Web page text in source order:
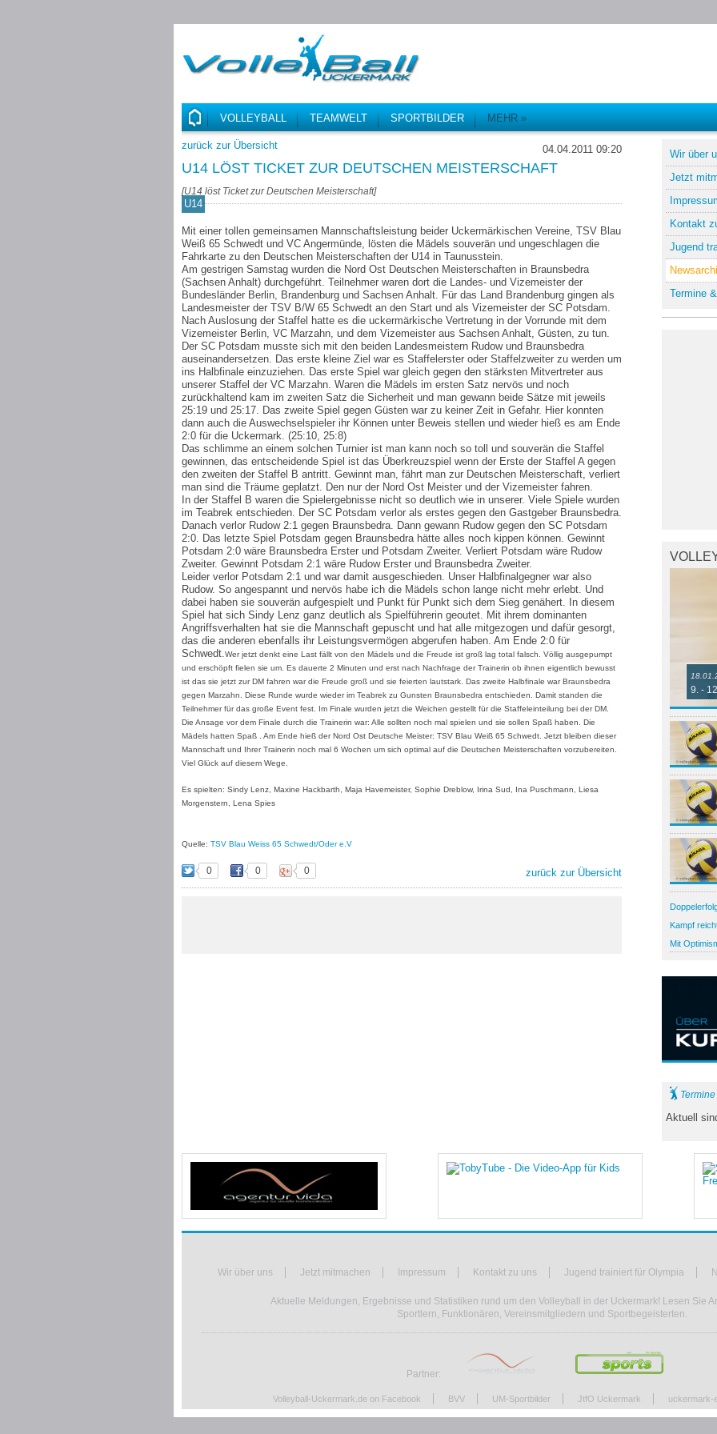
VOLLEYBALL TEAMWELT SPORTBILDER MEHR »
zurück zur Übersicht 04.04.2011 09:20
U14 LÖST TICKET ZUR DEUTSCHEN MEISTERSCHAFT
[U14 löst Ticket zur Deutschen Meisterschaft]
U14
Mit einer tollen gemeinsamen Mannschaftsleistung beider Uckermärkischen Vereine, TSV Blau
Weiß 65 Schwedt und VC Angermünde, lösten die Mädels souverän und ungeschlagen die
Fahrkarte zu den Deutschen Meisterschaften der U14 in Taunusstein.
Am gestrigen Samstag wurden die Nord Ost Deutschen Meisterschaften in Braunsbedra
(Sachsen Anhalt) durchgeführt. Teilnehmer waren dort die Landes- und Vizemeister der
Bundesländer Berlin, Brandenburg und Sachsen Anhalt. Für das Land Brandenburg gingen als
Landesmeister der TSV B/W 65 Schwedt an den Start und als Vizemeister der SC Potsdam.
Nach Auslosung der Staffel hatte es die uckermärkische Vertretung in der Vorrunde mit dem
Vizemeister Berlin, VC Marzahn, und dem Vizemeister aus Sachsen Anhalt, Güsten, zu tun.
Der SC Potsdam musste sich mit den beiden Landesmeistern Rudow und Braunsbedra
auseinandersetzen. Das erste kleine Ziel war es Staffelerster oder Staffelzweiter zu werden um
ins Halbfinale einzuziehen. Das erste Spiel war gleich gegen den stärksten Mitvertreter aus
unserer Staffel der VC Marzahn. Waren die Mädels im ersten Satz nervös und noch
zurückhaltend kam im zweiten Satz die Sicherheit und man gewann beide Sätze mit jeweils
25:19 und 25:17. Das zweite Spiel gegen Güsten war zu keiner Zeit in Gefahr. Hier konnten
dann auch die Auswechselspieler ihr Können unter Beweis stellen und wieder hieß es am Ende
2:0 für die Uckermark. (25:10, 25:8)
Das schlimme an einem solchen Turnier ist man kann noch so toll und souverän die Staffel
gewinnen, das entscheidende Spiel ist das Überkreuzspiel wenn der Erste der Staffel A gegen
den zweiten der Staffel B antritt. Gewinnt man, fährt man zur Deutschen Meisterschaft, verliert
man sind die Träume geplatzt. Den nur der Nord Ost Meister und der Vizemeister fahren.
In der Staffel B waren die Spielergebnisse nicht so deutlich wie in unserer. Viele Spiele wurden
im Teabrek entschieden. Der SC Potsdam verlor als erstes gegen den Gastgeber Braunsbedra.
Danach verlor Rudow 2:1 gegen Braunsbedra. Dann gewann Rudow gegen den SC Potsdam
2:0. Das letzte Spiel Potsdam gegen Braunsbedra hätte alles noch kippen können. Gewinnt
Potsdam 2:0 wäre Braunsbedra Erster und Potsdam Zweiter. Verliert Potsdam wäre Rudow
Zweiter. Gewinnt Potsdam 2:1 wäre Rudow Erster und Braunsbedra Zweiter.
Leider verlor Potsdam 2:1 und war damit ausgeschieden. Unser Halbfinalgegner war also
Rudow. So angespannt und nervös habe ich die Mädels schon lange nicht mehr erlebt. Und
dabei haben sie souverän aufgespielt und Punkt für Punkt sich dem Sieg genähert. In diesem
Spiel hat sich Sindy Lenz ganz deutlich als Spielführerin geoutet. Mit ihrem dominanten
Angriffsverhalten hat sie die Mannschaft gepuscht und hat alle mitgezogen und dafür gesorgt,
das die anderen ebenfalls ihr Leistungsvermögen abgerufen haben. Am Ende 2:0 für
Schwedt.Wer jetzt denkt eine Last fällt von den Mädels und die Freude ist groß lag total falsch. Völlig ausgepumpt
und erschöpft fielen sie um. Es dauerte 2 Minuten und erst nach Nachfrage der Trainerin ob ihnen eigentlich bewusst
ist das sie jetzt zur DM fahren war die Freude groß und sie feierten lautstark. Das zweite Halbfinale war Braunsbedra
gegen Marzahn. Diese Runde wurde wieder im Teabrek zu Gunsten Braunsbedra entschieden. Damit standen die
Teilnehmer für das große Event fest. Im Finale wurden jetzt die Weichen gestellt für die Staffeleinteilung bei der DM.
Die Ansage vor dem Finale durch die Trainerin war: Alle sollten noch mal spielen und sie sollen Spaß haben. Die
Mädels hatten Spaß . Am Ende hieß der Nord Ost Deutsche Meister: TSV Blau Weiß 65 Schwedt. Jetzt bleiben dieser
Mannschaft und Ihrer Trainerin noch mal 6 Wochen um sich optimal auf die Deutschen Meisterschaften vorzubereiten.
Viel Glück auf diesem Wege.
Es spielten: Sindy Lenz, Maxine Hackbarth, Maja Havemeister, Sophie Dreblow, Irina Sud, Ina Puschmann, Liesa
Morgenstern, Lena Spies
Quelle: TSV Blau Weiss 65 Schwedt/Oder e.V
0 0 0 zurück zur Übersicht
Wir über
Jetzt
Kontakt
Jugend
Termine
9. -
Schwedt
nach
Kampf
Mit
Termine
Aktuell
Wir über uns Jetzt mitmachen Impressum Kontakt zu uns Jugend trainiert für Olympia
Aktuelle Meldungen, Ergebnisse und Statistiken rund um den Volleyball in der Uckermark! Lesen Sie
Sportlern, Funktionären, Vereinsmitgliedern und Sportbegeisterten.
Partner:
Volleyball-Uckermark.de on Facebook BVV UM-Sportbilder JtfO Uckermark uckermark-